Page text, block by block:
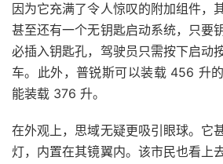
因为它充满了令人惊叹的附加组件，
甚至还有一个无钥匙启动系统，只要
必插入钥匙孔，驾驶员只需按下启动
车。此外，普锐斯可以装载 456 升
能装载 376 升。
在外观上，思域无疑更吸引眼球。它
灯，内置在其镜翼内。该市民也看上